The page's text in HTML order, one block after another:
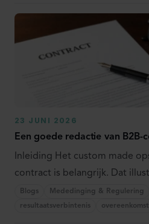
23 JUNI 2026
Een goede redactie van B2B-
Inleiding Het custom made
contract is belangrijk. Dat
Blogs Mededinging & Regulering
resultaatsverbintenis
overeenkomst